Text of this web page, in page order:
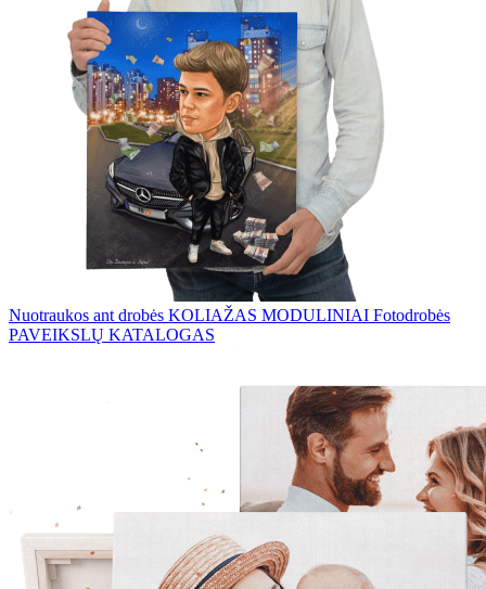
Nuotraukos ant drobės KOLIAŽAS MODULINIAI Fotodrobės
PAVEIKSLŲ KATALOGAS